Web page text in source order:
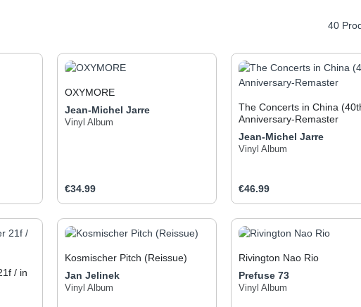
40
Enter the desired amount or use the
OXYMORE
Jean-Michel Jarre
Vinyl Album
Regular price:
€34.99
Product Quantity: Enter the desired
The Concerts in China
Anniversary-Remaster
Jean-Michel Jarre
Vinyl Album
Regular price:
€46.99
Product
/ in
Kosmischer Pitch (Reissue)
Jan Jelinek
Vinyl Album
Rivington Nao Rio
Prefuse 73
Vinyl Album